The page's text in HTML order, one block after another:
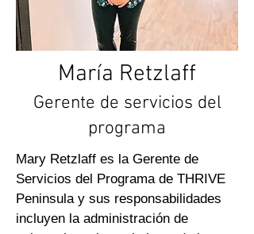
María Retzlaff
Gerente de servicios del
programa
Mary Retzlaff es la Gerente de
Servicios del Programa de THRIVE
Peninsula y sus responsabilidades
incluyen la administración de